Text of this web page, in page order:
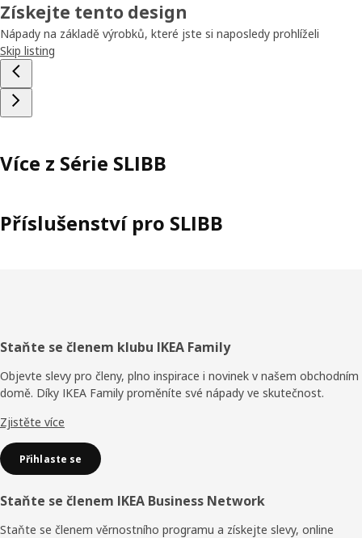
Získejte tento design
Nápady na základě výrobků, které jste si naposledy prohlíželi
Skip listing
Více z Série SLIBB
Příslušenství pro SLIBB
Zápatí
Staňte se členem klubu IKEA Family
Objevte slevy pro členy, plno inspirace i novinek v našem obchodním
domě. Díky IKEA Family proměníte své nápady ve skutečnost.
Zjistěte více
Přihlaste se
Staňte se členem IKEA Business Network
Staňte se členem věrnostního programu a získejte slevy, online